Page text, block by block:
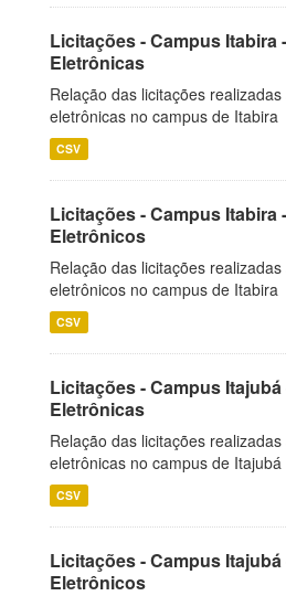
Licitações - Campus Itabira
Eletrônicas
Relação das licitações
eletrônicas no campus de Itabira
CSV
Licitações - Campus Itabira
Eletrônicos
Relação das licitações
eletrônicos no campus de Itabira
CSV
Licitações - Campus
Eletrônicas
Relação das licitações
eletrônicas no campus de Itajubá
CSV
Licitações - Campus
Eletrônicos